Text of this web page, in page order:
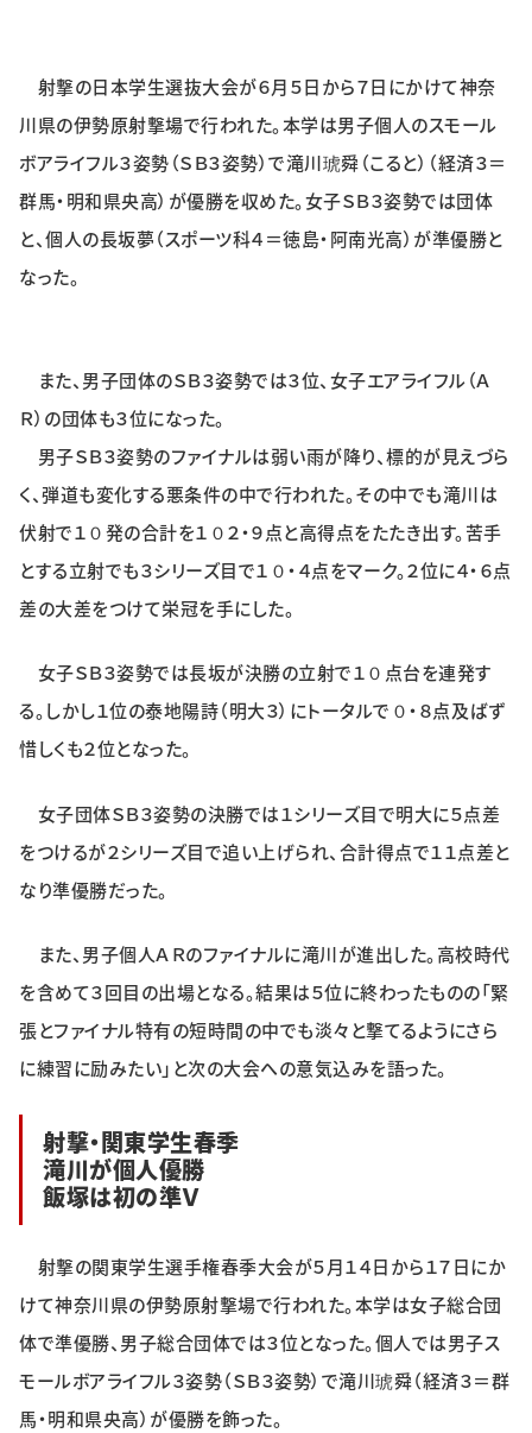
射撃の日本学生選抜大会が６月５日から７日にかけて神奈
川県の伊勢原射撃場で行われた。本学は男子個人のスモール
ボアライフル３姿勢（ＳＢ３姿勢）で滝川琥舜（こると）（経済３＝
群馬・明和県央高）が優勝を収めた。女子ＳＢ３姿勢では団体
と、個人の長坂夢（スポーツ科４＝徳島・阿南光高）が準優勝と
なった。
また、男子団体のＳＢ３姿勢では３位、女子エアライフル（Ａ
Ｒ）の団体も３位になった。
男子ＳＢ３姿勢のファイナルは弱い雨が降り、標的が見えづら
く、弾道も変化する悪条件の中で行われた。その中でも滝川は
伏射で１０発の合計を１０２・９点と高得点をたたき出す。苦手
とする立射でも３シリーズ目で１０・４点をマーク。２位に４・６点
差の大差をつけて栄冠を手にした。
女子ＳＢ３姿勢では長坂が決勝の立射で１０点台を連発す
る。しかし１位の泰地陽詩（明大３）にトータルで０・８点及ばず
惜しくも２位となった。
女子団体ＳＢ３姿勢の決勝では１シリーズ目で明大に５点差
をつけるが２シリーズ目で追い上げられ、合計得点で１１点差と
なり準優勝だった。
また、男子個人ＡＲのファイナルに滝川が進出した。高校時代
を含めて３回目の出場となる。結果は５位に終わったものの「緊
張とファイナル特有の短時間の中でも淡々と撃てるようにさら
に練習に励みたい」と次の大会への意気込みを語った。
射撃・関東学生春季
滝川が個人優勝
飯塚は初の準Ｖ
射撃の関東学生選手権春季大会が５月１４日から１７日にか
けて神奈川県の伊勢原射撃場で行われた。本学は女子総合団
体で準優勝、男子総合団体では３位となった。個人では男子ス
モールボアライフル３姿勢（ＳＢ３姿勢）で滝川琥舜（経済３＝群
馬・明和県央高）が優勝を飾った。